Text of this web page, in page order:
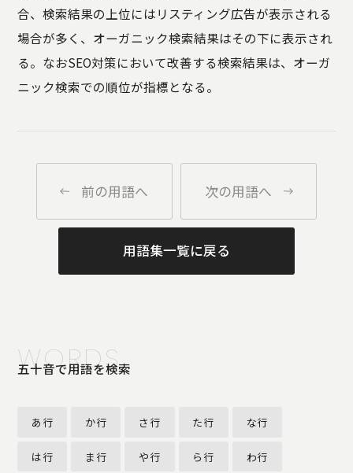
特定商取引
に基づく表
記
合、検索結果の上位にはリスティング広告が表示される
場合が多く、オーガニック検索結果はその下に表示され
る。なおSEO対策において改善する検索結果は、オーガ
ニック検索での順位が指標となる。
前の用語へ 次の用語へ
用語集一覧に戻る
WORDS
五十音で用語を検索
あ行 か行 さ行 た行 な行
は行 ま行 や行 ら行 わ行